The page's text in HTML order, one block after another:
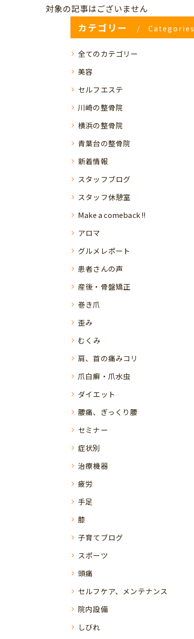
対象の記事はございません
カテゴリー Categories
全てのカテゴリー
美容
セルフエステ
川崎の整骨院
横浜の整骨院
青葉台の整骨院
新着情報
スタッフブログ
スタッフ休憩室
Make a comeback !!
アロマ
グルメレポート
患者さんの声
産後・骨盤矯正
巻き爪
歪み
むくみ
肩、首の痛みコリ
爪白癬・爪水虫
ダイエット
腰痛、ぎっくり腰
セミナー
症状別
治療機器
疲労
手足
膝
子育てブログ
スポーツ
頭痛
セルフケア、メンテナンス
院内設備
しびれ